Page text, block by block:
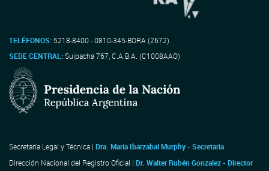
TELÉFONOS: 5218-8400 - 0810-345-BORA (2672)
SEDE CENTRAL:Suipacha 767, C.A.B.A. (C1008AAO)
Secretaría Legal y Técnica | Dra. María Ibarzabal Murphy - Secretaria
Dirección Nacional del Registro Oficial | Dr. Walter Rubén Gonzalez - Director